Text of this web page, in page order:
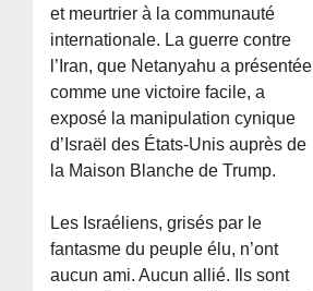
et meurtrier à la communauté
internationale. La guerre contre
l’Iran, que Netanyahu a présentée
comme une victoire facile, a
exposé la manipulation cynique
d’Israël des États-Unis auprès de
la Maison Blanche de Trump.
Les Israéliens, grisés par le
fantasme du peuple élu, n’ont
aucun ami. Aucun allié. Ils sont